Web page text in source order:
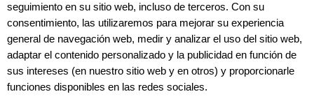
seguimiento en su sitio web, incluso de terceros. Con su
consentimiento, las utilizaremos para mejorar su experiencia
general de navegación web, medir y analizar el uso del sitio web,
adaptar el contenido personalizado y la publicidad en función de
sus intereses (en nuestro sitio web y en otros) y proporcionarle
funciones disponibles en las redes sociales.